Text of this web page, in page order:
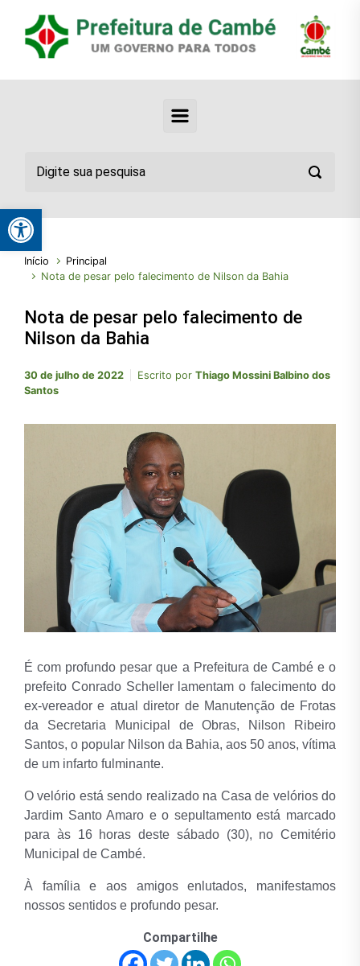
Início
Principal
Nota de pesar pelo falecimento de Nilson da Bahia
Nota de pesar pelo falecimento de
Nilson da Bahia
30 de julho de 2022 Escrito por Thiago Mossini Balbino dos
Santos
É com profundo pesar que a Prefeitura de Cambé e o
prefeito Conrado Scheller lamentam o falecimento do
ex-vereador e atual diretor de Manutenção de Frotas
da Secretaria Municipal de Obras, Nilson Ribeiro
Santos, o popular Nilson da Bahia, aos 50 anos, vítima
de um infarto fulminante.
O velório está sendo realizado na Casa de velórios do
Jardim Santo Amaro e o sepultamento está marcado
para às 16 horas deste sábado (30), no Cemitério
Municipal de Cambé.
À família e aos amigos enlutados, manifestamos
nossos sentidos e profundo pesar.
Compartilhe
Abrir a barra de ferramentas